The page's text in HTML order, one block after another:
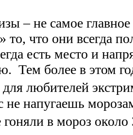
– не самое
то, что они всегда
есть место и
Тем более в этом
любителей
не напугаешь
гоняли в мороз